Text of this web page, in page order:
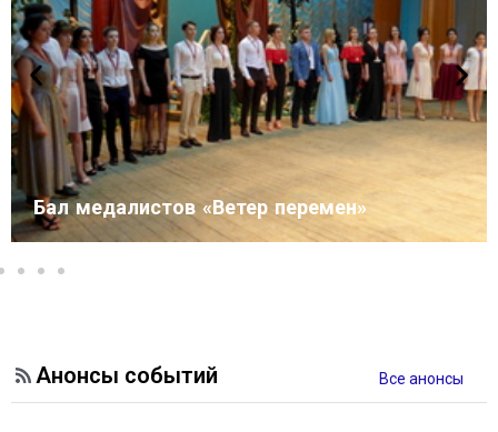
Бал медалистов «Ветер перемен»
Анонсы событий Все анонсы